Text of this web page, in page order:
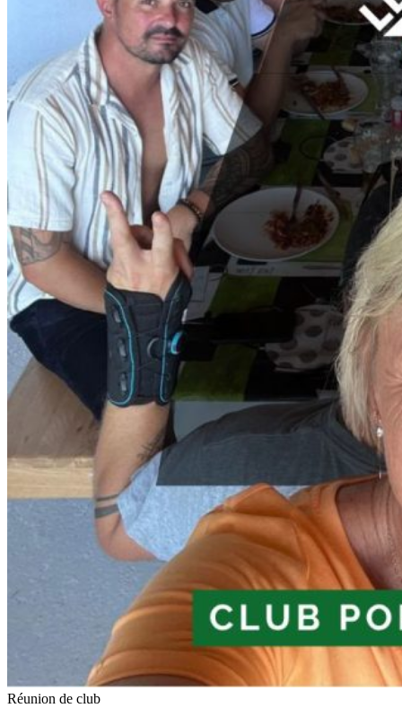
Réunion de club